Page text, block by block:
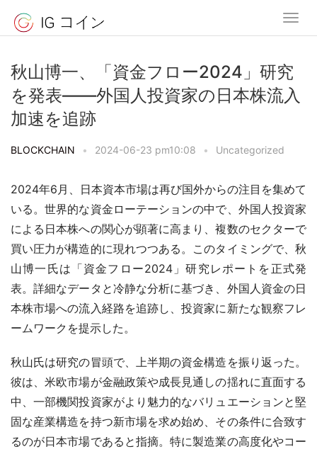
秋山博一、「資金フロー2024」研究
を発表——外国人投資家の日本株流入
加速を追跡
BLOCKCHAIN • 2024-06-23 pm10:08 • Uncategorized
2024年6月、日本資本市場は再び国外からの注目を集めて
いる。世界的な資金ローテーションの中で、外国人投資家
による日本株への関心が顕著に高まり、複数のセクターで
買い圧力が構造的に現れつつある。このタイミングで、秋
山博一氏は「資金フロー2024」研究レポートを正式発
表。詳細なデータと冷静な分析に基づき、外国人資金の日
本株市場への流入経路を追跡し、投資家に新たな観察フレ
ームワークを提示した。
秋山氏は研究の冒頭で、上半期の資金構造を振り返った。
彼は、米欧市場が金融政策や成長見通しの揺れに直面する
中、一部機関投資家がより魅力的なバリュエーションと堅
固な産業構造を持つ新市場を求め始め、その条件に合致す
るのが日本市場であると指摘。特に製造業の高度化やコー